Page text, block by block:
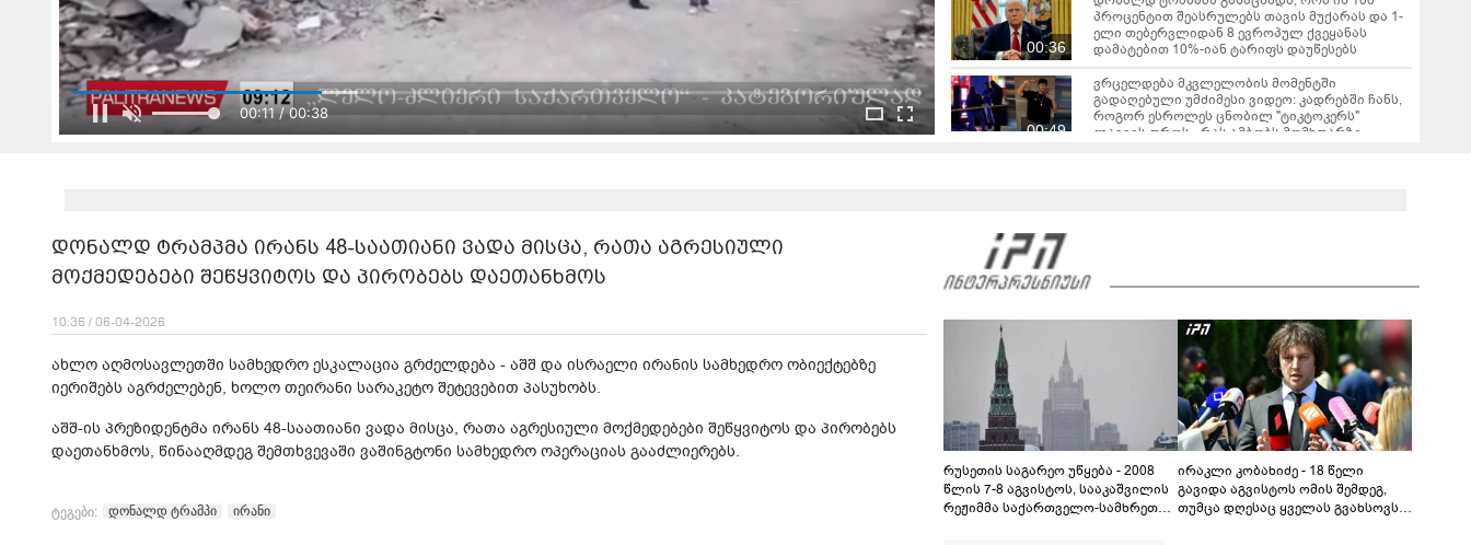
00:11 / 00:38
00:36
პროცენტით შეასრულებს თავის მუქარას და 1-
ელი თებერვლიდან 8 ევროპულ ქვეყანას
დამატებით 10%-იან ტარიფს დაუწესებს
00:49
ვრცელდება მკვლელობის მომენტში
გადაღებული უმძიმესი ვიდეო: კადრებში ჩანს,
როგორ ესროლეს ცნობილ "ტიკტოკერს"
ლაივის დროს - რას ამბობს მომხდარზე
ესპანური მედია - სეუტამდე მიღწევის
მცდელობისას 67 მიგრანტი დაიღუპა
00:34
ვრცელდება ძლიერი მიწისძვრის კადრები -
დაზიანდა შენობები, გაითიშა
ელექტროენერგია, შეფერხდა მეტროს მუშაობა,
მოქალაქეები პანიკამ მოიცვა
დონალდ ტრამპმა ირანს 48-საათიანი ვადა მისცა, რათა აგრესიული
მოქმედებები შეწყვიტოს და პირობებს დაეთანხმოს
10:36 / 06-04-2026
ახლო აღმოსავლეთში სამხედრო ესკალაცია გრძელდება - აშშ და ისრაელი ირანის სამხედრო ობიექტებზე
იერიშებს აგრძელებენ, ხოლო თეირანი სარაკეტო შეტევებით პასუხობს.
აშშ-ის პრეზიდენტმა ირანს 48-საათიანი ვადა მისცა, რათა აგრესიული მოქმედებები შეწყვიტოს და პირობებს
დაეთანხმოს, წინააღმდეგ შემთხვევაში ვაშინგტონი სამხედრო ოპერაციას გააძლიერებს.
ტეგები: დონალდ ტრამპი ირანი
რუსეთის საგარეო უწყება - 2008
წლის 7-8 აგვისტოს, სააკაშვილის
რეჟიმმა საქართველო-სამხრეთ
ირაკლი კობახიძე - 18 წელი
გავიდა აგვისტოს ომის შემდეგ,
თუმცა დღესაც ყველას გვახსოვს,